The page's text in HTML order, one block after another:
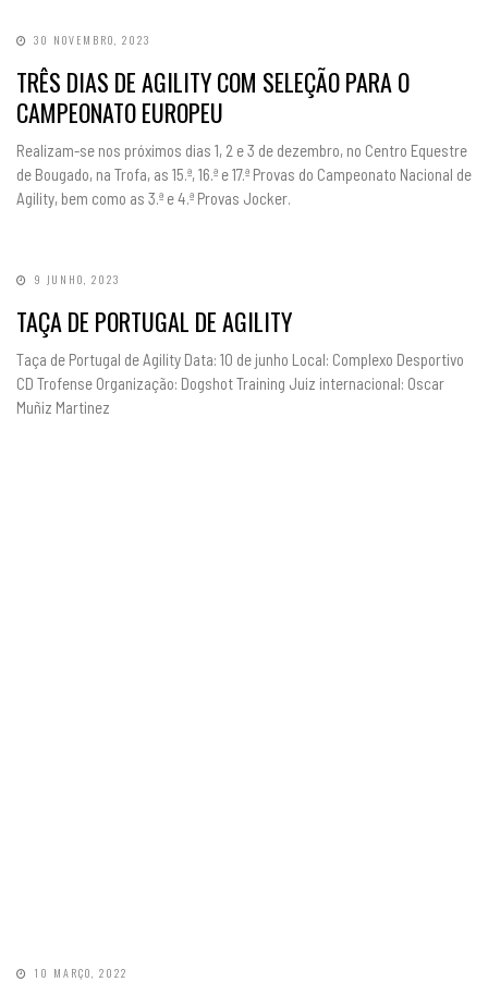
30 NOVEMBRO, 2023
TRÊS DIAS DE AGILITY COM SELEÇÃO PARA O
CAMPEONATO EUROPEU
Realizam-se nos próximos dias 1, 2 e 3 de dezembro, no Centro Equestre
de Bougado, na Trofa, as 15.ª, 16.ª e 17.ª Provas do Campeonato Nacional de
Agility, bem como as 3.ª e 4.ª Provas Jocker.
9 JUNHO, 2023
TAÇA DE PORTUGAL DE AGILITY
Taça de Portugal de Agility Data: 10 de junho Local: Complexo Desportivo
CD Trofense Organização: Dogshot Training Juiz internacional: Oscar
Muñiz Martinez
10 MARÇO, 2022